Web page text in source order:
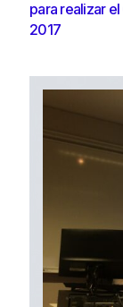
para realizar
2017